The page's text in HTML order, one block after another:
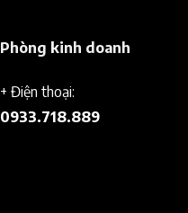
Phòng kinh doanh
+ Điện thoại:
0933.718.889